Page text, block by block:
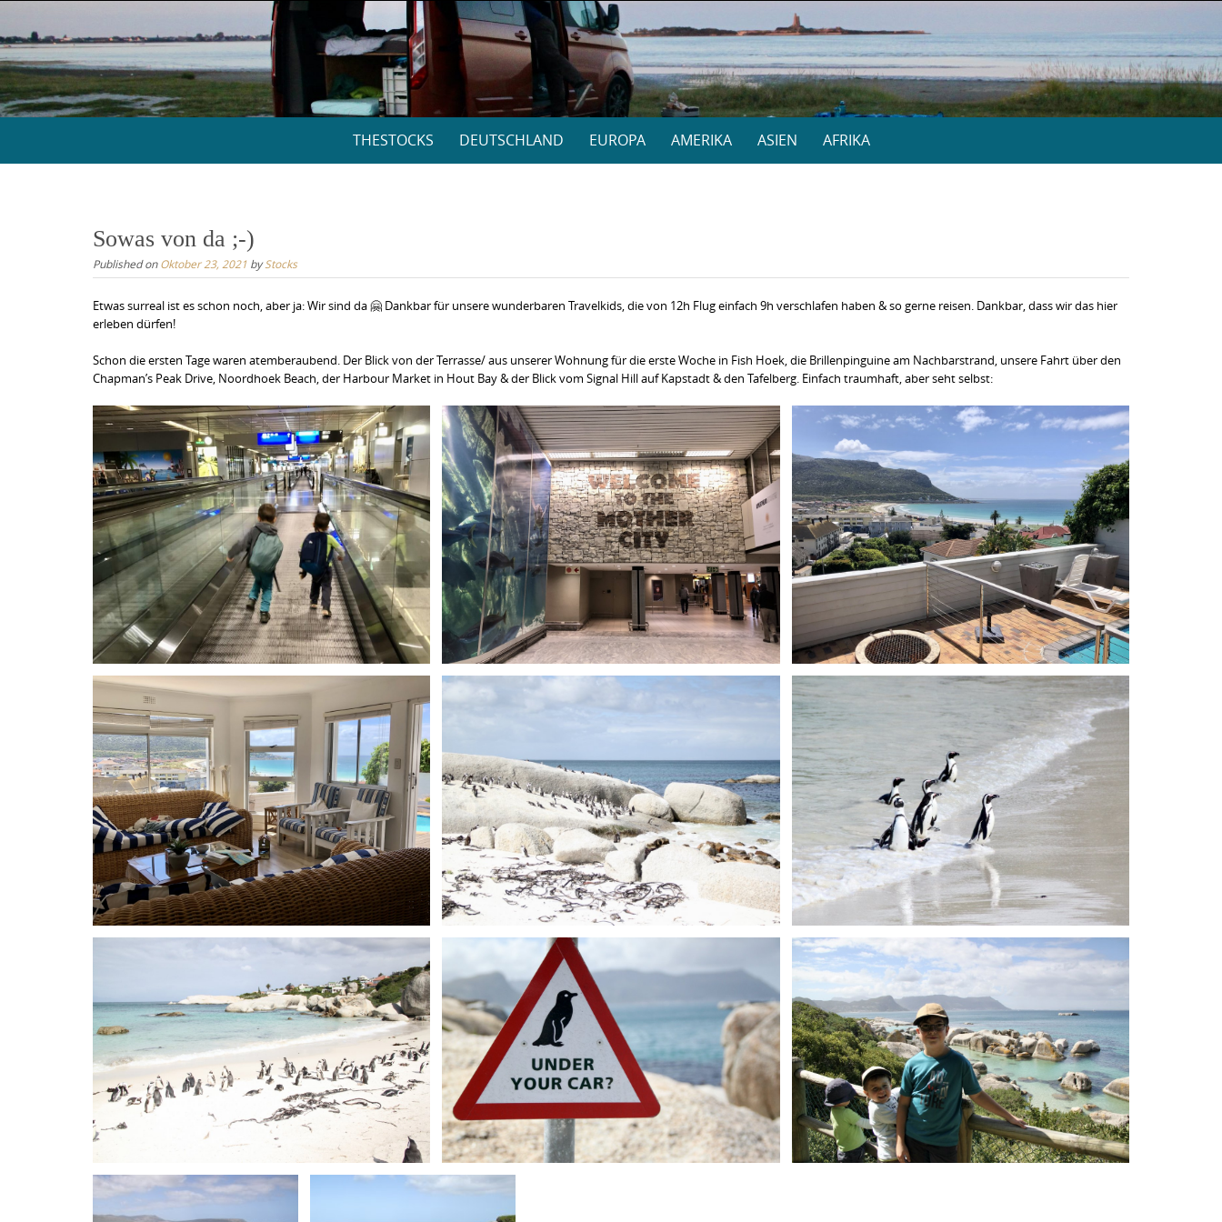
to
content
THESTOCKS DEUTSCHLAND EUROPA AMERIKA ASIEN AFRIKA
Sowas von da ;-)
Published onOktober 23, 2021 byStocks
Etwas surreal ist es schon noch, aber ja: Wir sind da 🤗 Dankbar für unsere wunderbaren Travelkids, die von 12h Flug einfach 9h verschlafen haben & so gerne reisen. Dankbar, dass wir das hier
erleben dürfen!
Schon die ersten Tage waren atemberaubend. Der Blick von der Terrasse/ aus unserer Wohnung für die erste Woche in Fish Hoek, die Brillenpinguine am Nachbarstrand, unsere Fahrt über den
Chapman’s Peak Drive, Noordhoek Beach, der Harbour Market in Hout Bay & der Blick vom Signal Hill auf Kapstadt & den Tafelberg. Einfach traumhaft, aber seht selbst: